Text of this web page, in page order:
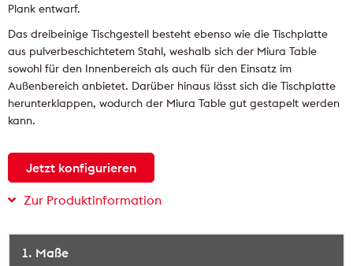
Plank entwarf.
Das dreibeinige Tischgestell besteht ebenso wie die Tischplatte
aus pulverbeschichtetem Stahl, weshalb sich der Miura Table
sowohl für den Innenbereich als auch für den Einsatz im
Außenbereich anbietet. Darüber hinaus lässt sich die Tischplatte
herunterklappen, wodurch der Miura Table gut gestapelt werden
kann.
Jetzt konfigurieren
Zur Produktinformation
1. Maße